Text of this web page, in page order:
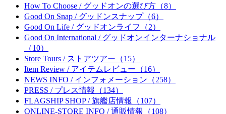
How To Choose / グッドオンの選び方（8）
Good On Snap / グッドンスナップ（6）
Good On Life / グッドオンライフ（2）
Good On International / グッドオンインターナショナル
（10）
Store Tours / ストアツアー（15）
Item Review / アイテムレビュー（16）
NEWS INFO / インフォメーション（258）
PRESS / プレス情報（134）
FLAGSHIP SHOP / 旗艦店情報（107）
ONLINE-STORE INFO / 通販情報（108）